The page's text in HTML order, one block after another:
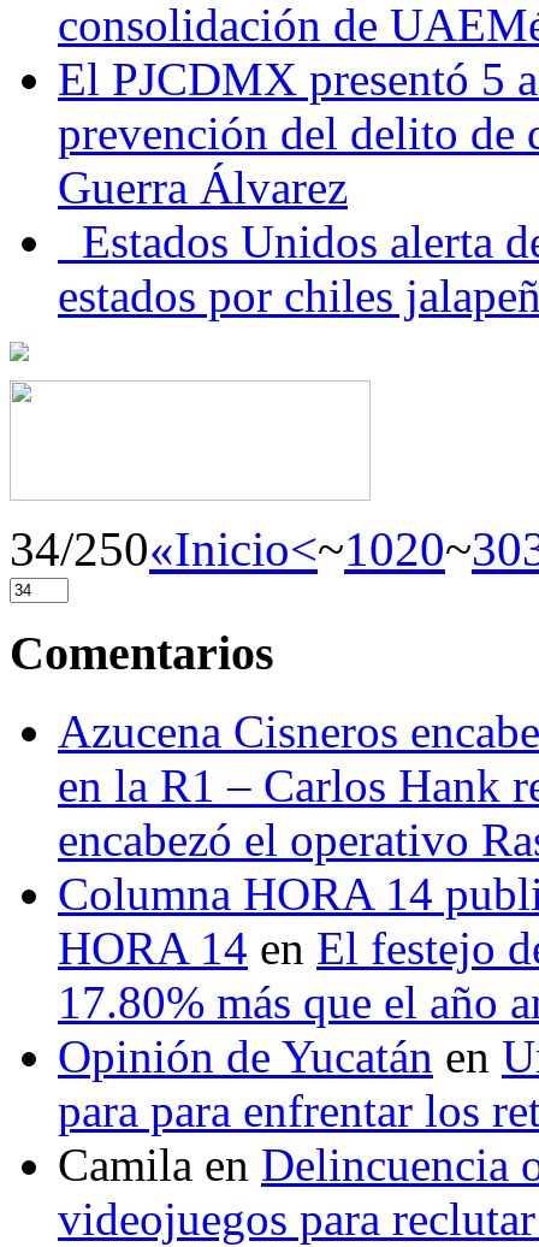
consolidación de
El PJCDMX presentó 5
prevención del delito de
Guerra Álvarez
Estados Unidos alerta
estados por chiles
34/250«Inicio<~1020~30
Comentarios
Azucena Cisneros
en la R1 – Carlos Hank
encabezó el operativo
Columna HORA 14
HORA 14 en El festejo
17.80% más que el año
Opinión de Yucatán en
para para enfrentar los
Camila en Delincuencia
videojuegos para